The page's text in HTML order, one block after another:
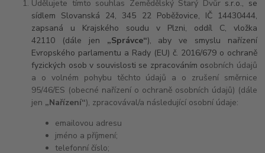
Udělujete tímto souhlas Zemědělský Starý Dvůrs.r.o., se
sídlem Slovanská 24, 345 22 Poběžovice, IČ 14430444,
zapsaná u Krajského soudu v Plzni, oddíl C, vložka
42110 (dále jen „Správce“), aby ve smyslu nařízení
Evropského parlamentu a Rady (EU) č. 2016/679 o ochraně
fyzických osob v souvislosti se zpracováním osobních údajů
a o volném pohybu těchto údajů a o zrušení směrnice
95/46/ES (obecné nařízení o ochraně osobních údajů) (dále
jen „Nařízení“), zpracovával/a následující osobní údaje:
emailovou adresu
jméno a příjmení;
telefonní číslo;